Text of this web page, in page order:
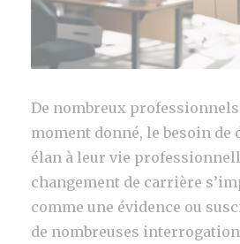
De nombreux
moment donné, le besoin de
élan à leur vie
changement de carrière
comme une évidence ou
de nombreuses